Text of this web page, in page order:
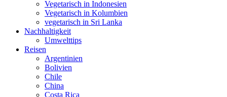
Vegetarisch in Indonesien
Vegetarisch in Kolumbien
vegetarisch in Sri Lanka
Nachhaltigkeit
Umwelttips
Reisen
Argentinien
Bolivien
Chile
China
Costa Rica